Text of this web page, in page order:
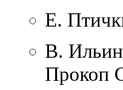
Е.
В.
Прокоп